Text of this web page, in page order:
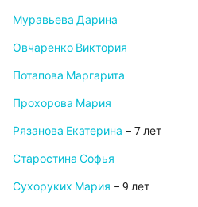
Муравьева Дарина
Овчаренко Виктория
Потапова Маргарита
Прохорова Мария
Рязанова Екатерина – 7 лет
Старостина Софья
Сухоруких Мария – 9 лет